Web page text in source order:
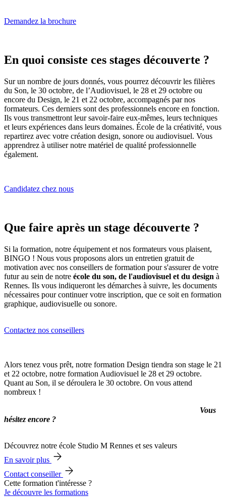
Demandez la brochure
En quoi consiste ces stages découverte ?
Sur un nombre de jours donnés, vous pourrez découvrir les filières
du Son, le 30 octobre, de l’Audiovisuel, le 28 et 29 octobre ou
encore du Design, le 21 et 22 octobre, accompagnés par nos
formateurs. Ces derniers sont des professionnels encore en fonction.
Ils vous transmettront leur savoir-faire eux-mêmes, leurs techniques
et leurs expériences dans leurs domaines. École de la créativité, vous
repartirez avec votre création design, sonore ou audiovisuel. Vous
apprendrez à utiliser notre matériel de qualité professionnelle
également.
Candidatez chez nous
Que faire après un stage découverte ?
Si la formation, notre équipement et nos formateurs vous plaisent,
BINGO ! Nous vous proposons alors un entretien gratuit de
motivation avec nos conseillers de formation pour s'assurer de votre
futur au sein de notre école du son, de l'audiovisuel et du design à
Rennes. Ils vous indiqueront les démarches à suivre, les documents
nécessaires pour continuer votre inscription, que ce soit en formation
graphique, audiovisuelle ou sonore.
Contactez nos conseillers
Alors tenez vous prêt, notre formation Design tiendra son stage le 21
et 22 octobre, notre formation Audiovisuel le 28 et 29 octobre.
Quant au Son, il se déroulera le 30 octobre. On vous attend
nombreux !
Vous
hésitez encore ?
Découvrez notre école Studio M Rennes et ses valeurs
En savoir plus
Contact conseiller
Cette formation t'intéresse ?
Je découvre les formations